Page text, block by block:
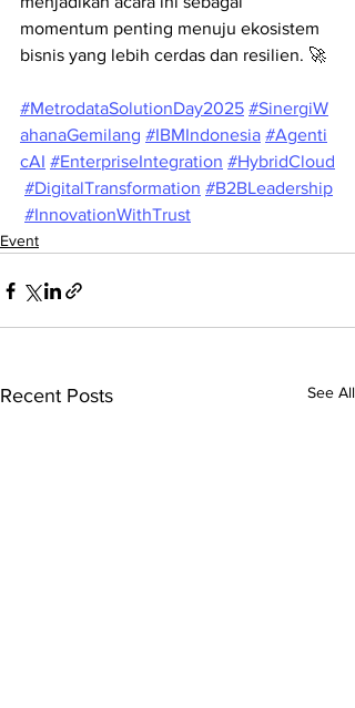
momentum penting menuju ekosistem
bisnis yang lebih cerdas dan resilien. 🚀
#MetrodataSolutionDay2025 #SinergiW
ahanaGemilang #IBMIndonesia #Agenti
cAI #EnterpriseIntegration #HybridCloud
#DigitalTransformation #B2BLeadership
#InnovationWithTrust
Event
Recent Posts See All